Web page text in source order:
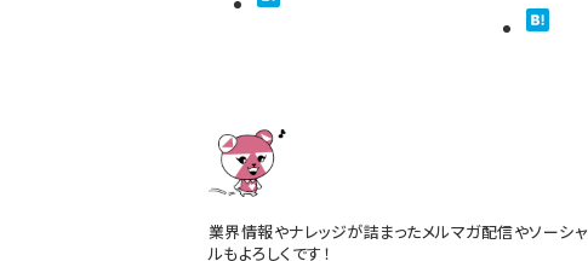
業界情報やナレッジが詰まったメルマガ配信やソーシャ
ルもよろしくです！